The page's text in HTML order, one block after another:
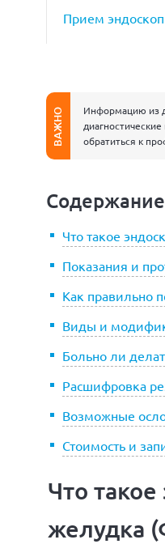
Прием
ВАЖНО
Информацию из
обратиться к
Содержание
Что такое
Показания и
Как правильно
Виды и
Больно ли
Расшифровка
Возможные
Стоимость и
Что
желудка